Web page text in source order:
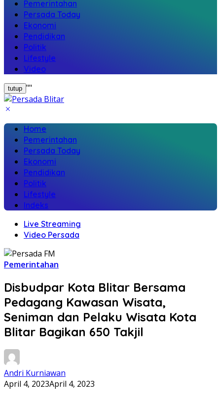
Pemerintahan
Persada Today
Ekonomi
Pendidikan
Politik
Lifestyle
Video
tutup ""
Home
Pemerintahan
Persada Today
Ekonomi
Pendidikan
Politik
Lifestyle
Indeks
Live Streaming
Video Persada
Pemerintahan
Disbudpar Kota Blitar Bersama
Pedagang Kawasan Wisata,
Seniman dan Pelaku Wisata Kota
Blitar Bagikan 650 Takjil
Andri Kurniawan
April 4, 2023April 4, 2023